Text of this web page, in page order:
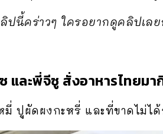
ปนี้คร่าวๆ ใครอยากดูคลิปเล
และพี่จีซู สั่งอาหารไทยม
ปูผัดผงกะหรี่ และที่ขาดไม่ไ